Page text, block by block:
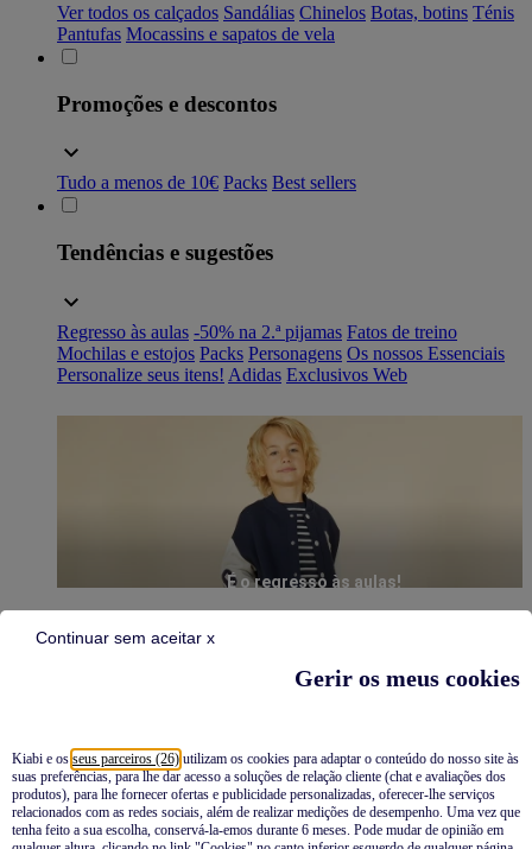
Gerir os meus cookies
Kiabi e os seus parceiros (26) utilizam os cookies para adaptar o conteúdo do nosso site às
suas preferências, para lhe dar acesso a soluções de relação cliente (chat e avaliações dos
produtos), para lhe fornecer ofertas e publicidade personalizadas, oferecer-lhe serviços
relacionados com as redes sociais, além de realizar medições de desempenho. Uma vez que
tenha feito a sua escolha, conservá-la-emos durante 6 meses. Pode mudar de opinião em
Continuar sem aceitar x
Ver todos os calçados Sandálias Chinelos Botas, botins Ténis
Pantufas Mocassins e sapatos de vela
Promoções e descontos
Tudo a menos de 10€ Packs Best sellers
Tendências e sugestões
Regresso às aulas -50% na 2.ª pijamas Fatos de treino
Mochilas e estojos Packs Personagens Os nossos Essenciais
Personalize seus itens! Adidas Exclusivos Web
É o regresso às aulas!
Pijamas
Novidades